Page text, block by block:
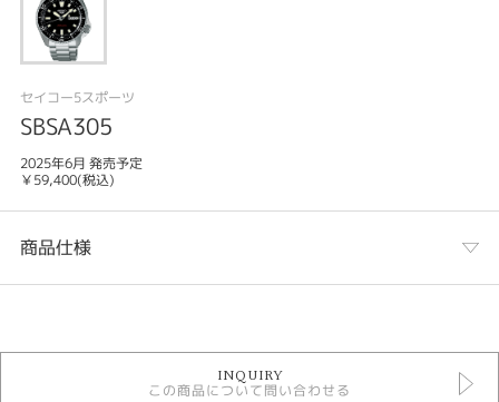
セイコー5スポーツ
SBSA305
2025年6月 発売予定
￥59,400(税込)
商品仕様
時計
INQUIRY
この商品について問い合わせる